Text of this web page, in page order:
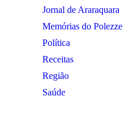
Jornal de Araraquara
Memórias do Polezze
Política
Receitas
Região
Saúde